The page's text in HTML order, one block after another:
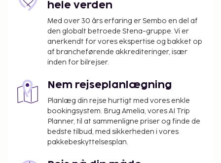
hele verden
Med over 30 års erfaring er Sembo en del af
den globalt betroede Stena-gruppe. Vi er
anerkendt for vores ekspertise og bakket op
af brancheførende akkrediteringer, især
inden for bilrejser.
Nem rejseplanlægning
Planlæg din rejse hurtigt med vores enkle
bookingsystem. Brug Amelia, vores AI Trip
Planner, til at sammenligne priser og finde de
bedste tilbud, med sikkerheden i vores
pakkebeskyttelsesplan.